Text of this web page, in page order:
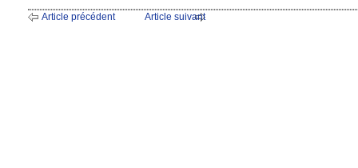
Article précédent Article suivant